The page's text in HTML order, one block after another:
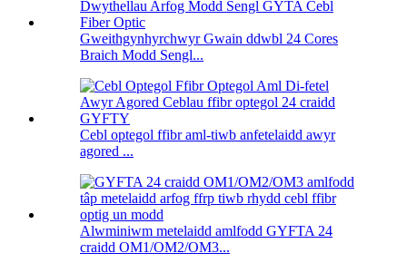
Gweithgynhyrchwyr Gwain ddwbl 24 Cores
Braich Modd Sengl...
Cebl optegol ffibr aml-tiwb anfetelaidd awyr
agored ...
Alwminiwm metelaidd amlfodd GYFTA 24
craidd OM1/OM2/OM3...